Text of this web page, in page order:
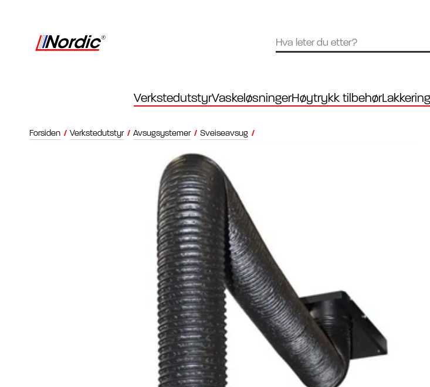
VerkstedutstyrVaskeløsningerHøytrykk tilbehør
Forsiden / Verkstedutstyr / Avsugsystemer / Sveiseavsug /